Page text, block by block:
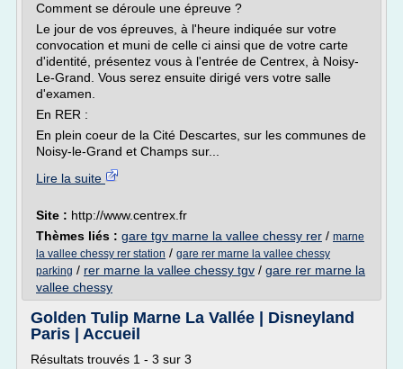
Comment se déroule une épreuve ?
Le jour de vos épreuves, à l'heure indiquée sur votre
convocation et muni de celle ci ainsi que de votre carte
d'identité, présentez vous à l'entrée de Centrex, à Noisy-
Le-Grand. Vous serez ensuite dirigé vers votre salle
d'examen.
En RER :
En plein coeur de la Cité Descartes, sur les communes de
Noisy-le-Grand et Champs sur...
Lire la suite
Site : http://www.centrex.fr
Thèmes liés : gare tgv marne la vallee chessy rer / marne
la vallee chessy rer station / gare rer marne la vallee chessy
parking / rer marne la vallee chessy tgv / gare rer marne la
vallee chessy
Golden Tulip Marne La Vallée | Disneyland
Paris | Accueil
Résultats trouvés 1 - 3 sur 3